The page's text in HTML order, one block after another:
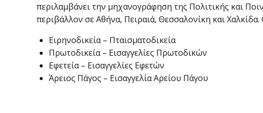
περιλαμβάνει την μηχανογράφηση της Πολιτικής και
περιβάλλον σε Αθήνα, Πειραιά, Θεσσαλονίκη και Χαλκίδα.
Ειρηνοδικεία – Πταισματοδικεία
Πρωτοδικεία – Εισαγγελίες Πρωτοδικών
Εφετεία – Εισαγγελίες Εφετών
Άρειος Πάγος – Εισαγγελία Αρείου Πάγου